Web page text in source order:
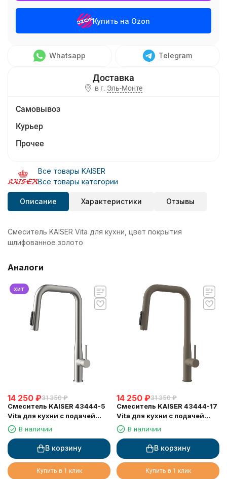
Купить на Ozon
Whatsapp Telegram
в г. Эль-Монте
Самовывоз
Курьер
Прочее
Все товары KAISER
Все товары категории
Описание Характеристики Отзывы
Смеситель KAISER Vita для кухни, цвет покрытия
шлифованное золото
Аналоги
хит
14 250 ₽31 350 ₽
Смеситель KAISER 43444-5
Vita для кухни с подачей
фильтрованной воды
В наличии
В корзину
Купить в 1 клик
14 250 ₽31 350 ₽
Смеситель KAISER 43444-17
Vita для кухни с подачей
фильтрованной воды и
выдвижной лейкой
В наличии
В корзину
Купить в 1 клик